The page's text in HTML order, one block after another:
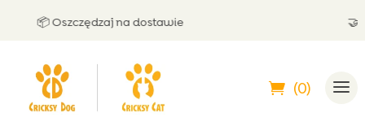
📦 Oszczędzaj na dostawie 🤝
(0)